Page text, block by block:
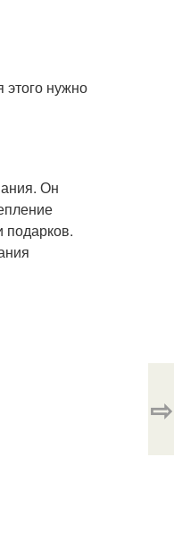
этого нужно
Он
подарков.
⇨